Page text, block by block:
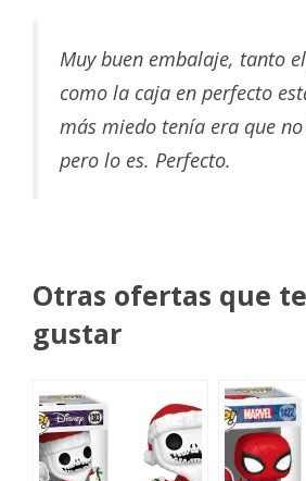
Muy buen embalaje, tanto
como la caja en perfecto
más miedo tenía era que
pero lo es. Perfecto.
Otras ofertas que
gustar